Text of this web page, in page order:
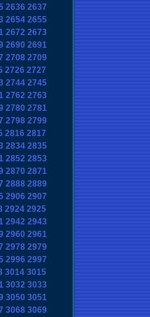
2636 2637
2654 2655
2672 2673
2690 2691
2708 2709
2726 2727
2744 2745
2762 2763
2780 2781
2798 2799
2816 2817
2834 2835
2852 2853
2870 2871
2888 2889
2906 2907
2924 2925
2942 2943
2960 2961
2978 2979
2996 2997
3014 3015
3032 3033
3050 3051
3068 3069